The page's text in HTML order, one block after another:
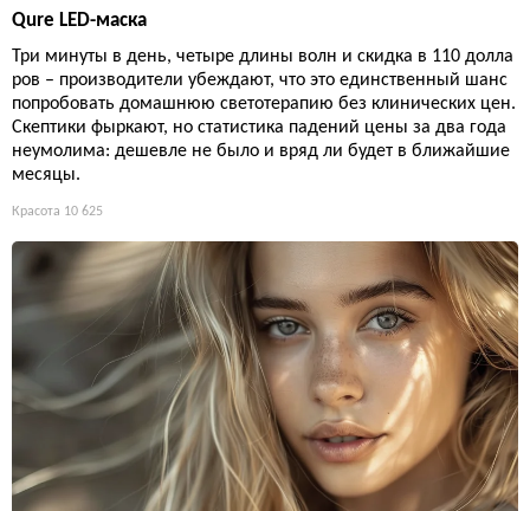
Qure LED-маска
Три минуты в день, четыре длины волн и скидка в 110 долла
ров – производители убеждают, что это единственный шанс
попробовать домашнюю светотерапию без клинических цен.
Скептики фыркают, но статистика падений цены за два года
неумолима: дешевле не было и вряд ли будет в ближайшие
месяцы.
Красота 10 625